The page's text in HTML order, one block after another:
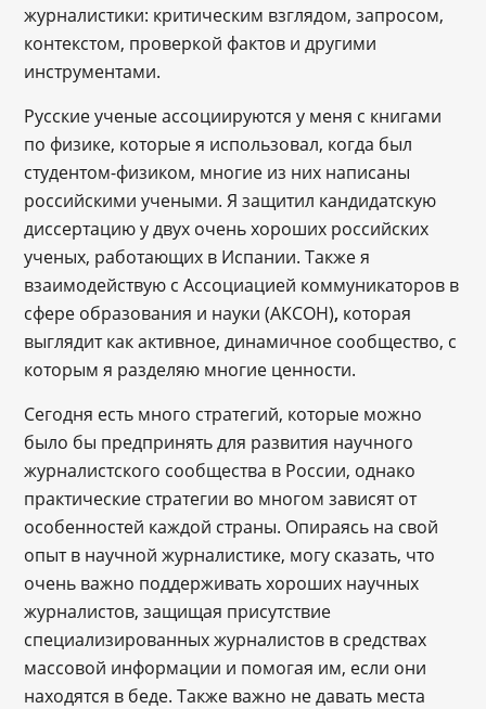
журналистики: критическим взглядом, запросом,
контекстом, проверкой фактов и другими
инструментами.
Русские ученые ассоциируются у меня с книгами
по физике, которые я использовал, когда был
студентом-физиком, многие из них написаны
российскими учеными. Я защитил кандидатскую
диссертацию у двух очень хороших российских
ученых, работающих в Испании. Также я
взаимодействую с Ассоциацией коммуникаторов в
сфере образования и науки (АКСОН), которая
выглядит как активное, динамичное сообщество, с
которым я разделяю многие ценности.
Сегодня есть много стратегий, которые можно
было бы предпринять для развития научного
журналистского сообщества в России, однако
практические стратегии во многом зависят от
особенностей каждой страны. Опираясь на свой
опыт в научной журналистике, могу сказать, что
очень важно поддерживать хороших научных
журналистов, защищая присутствие
специализированных журналистов в средствах
массовой информации и помогая им, если они
находятся в беде. Также важно не давать места